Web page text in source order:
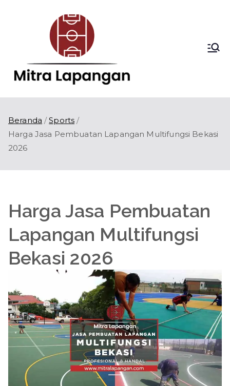
Beranda
Sports
Harga Jasa Pembuatan Lapangan Multifungsi Bekasi
2026
Harga Jasa Pembuatan
Lapangan Multifungsi
Bekasi 2026